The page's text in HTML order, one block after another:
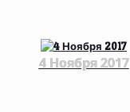
4 Ноября 2017